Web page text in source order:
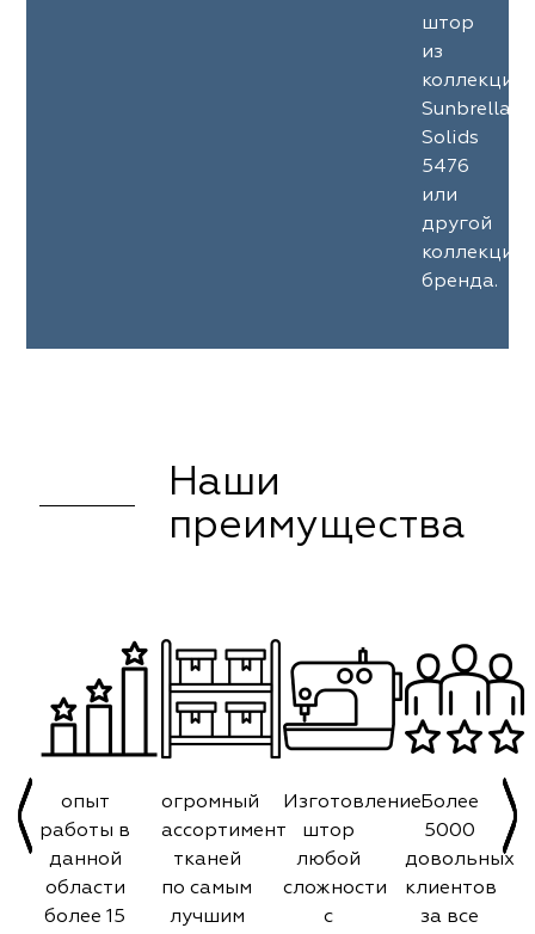
штор
из
Sunbrella
Solids
5476
или
другой
коллекции
бренда.
Наши
преимущества
опыт
работы в
данной
области
более 15
огромный
ассортимент
тканей
по самым
лучшим
Изготовление
штор
любой
сложности
с
Более
5000
довольных
клиентов
за все